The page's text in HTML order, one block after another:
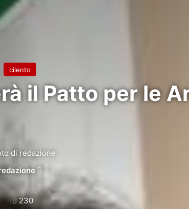
cilento
il Patto per le
Invia
un'email
230